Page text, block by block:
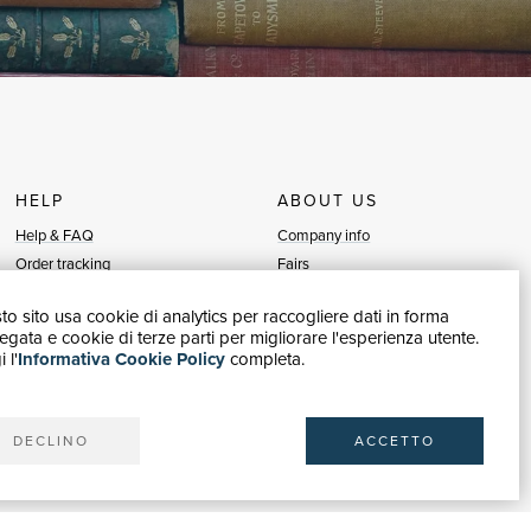
sito usa cookie di analytics per raccogliere dati in forma
e cookie di terze parti per migliorare l'esperienza utente.
l'Informativa Cookie Policycompleta.
DECLINO ACCETTO
HELP
Help & FAQ
Order tracking
Invoicing
Carta del Docente / 18App
ABOUT US
Company info
Fairs
Blog
Sell with us